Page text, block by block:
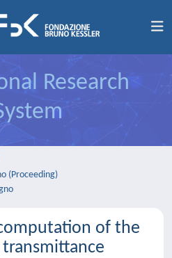
Research
(Proceeding)
of the